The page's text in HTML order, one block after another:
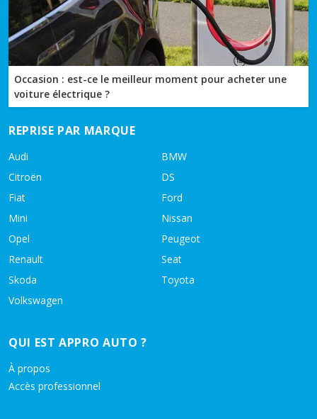
Occasion : est-ce le meilleur moment pour acheter une
voiture électrique ?
REPRISE PAR MARQUE
Audi
BMW
Citroën
DS
Fiat
Ford
Mini
Nissan
Opel
Peugeot
Renault
Seat
Skoda
Toyota
Volkswagen
QUI EST APPRO AUTO ?
À propos
Accès professionnel